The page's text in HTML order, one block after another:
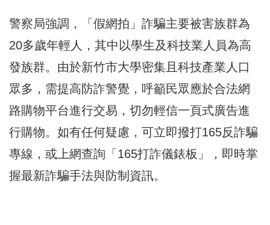
警察局強調，「假網拍」詐騙主要被害族群為
20多歲年輕人，其中以學生及科技業人員為高
發族群。由於新竹市大學密集且科技產業人口
眾多，需提高防詐警覺，呼籲民眾應於合法網
路購物平台進行交易，切勿輕信一頁式廣告進
行購物。如有任何疑慮，可立即撥打165反詐騙
專線，或上網查詢「165打詐儀錶板」，即時掌
握最新詐騙手法與防制資訊。